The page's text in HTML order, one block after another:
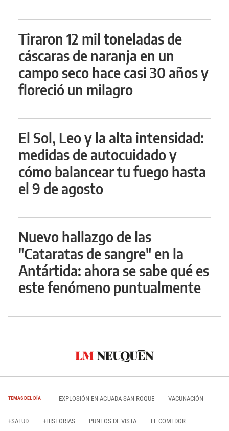
Tiraron 12 mil toneladas de
cáscaras de naranja en un
campo seco hace casi 30 años y
floreció un milagro
El Sol, Leo y la alta intensidad:
medidas de autocuidado y
cómo balancear tu fuego hasta
el 9 de agosto
Nuevo hallazgo de las
"Cataratas de sangre" en la
Antártida: ahora se sabe qué es
este fenómeno puntualmente
TEMAS DEL DÍA EXPLOSIÓN EN AGUADA SAN ROQUE VACUNACIÓN
+SALUD +HISTORIAS PUNTOS DE VISTA EL COMEDOR